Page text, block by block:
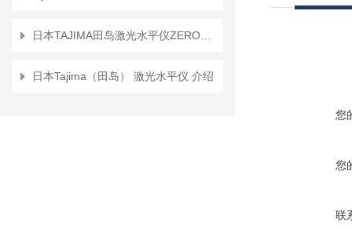
日本Tajima（田岛） 激光水平仪 介绍
您
您
联